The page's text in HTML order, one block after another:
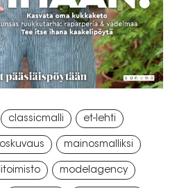
classicmalli et-lehti
mainosmalliksi
, modelagency ,